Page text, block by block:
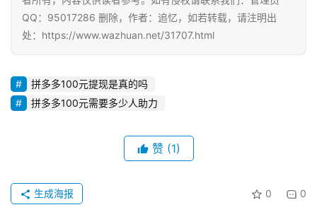
QQ：95017286 删除，作者：追忆，如若转载，请注明出
处：https://www.wazhuan.net/31707.html
拼多多100元提现是真的吗
拼多多100元需要多少人助力
赞 (1)
0 0
生成海报